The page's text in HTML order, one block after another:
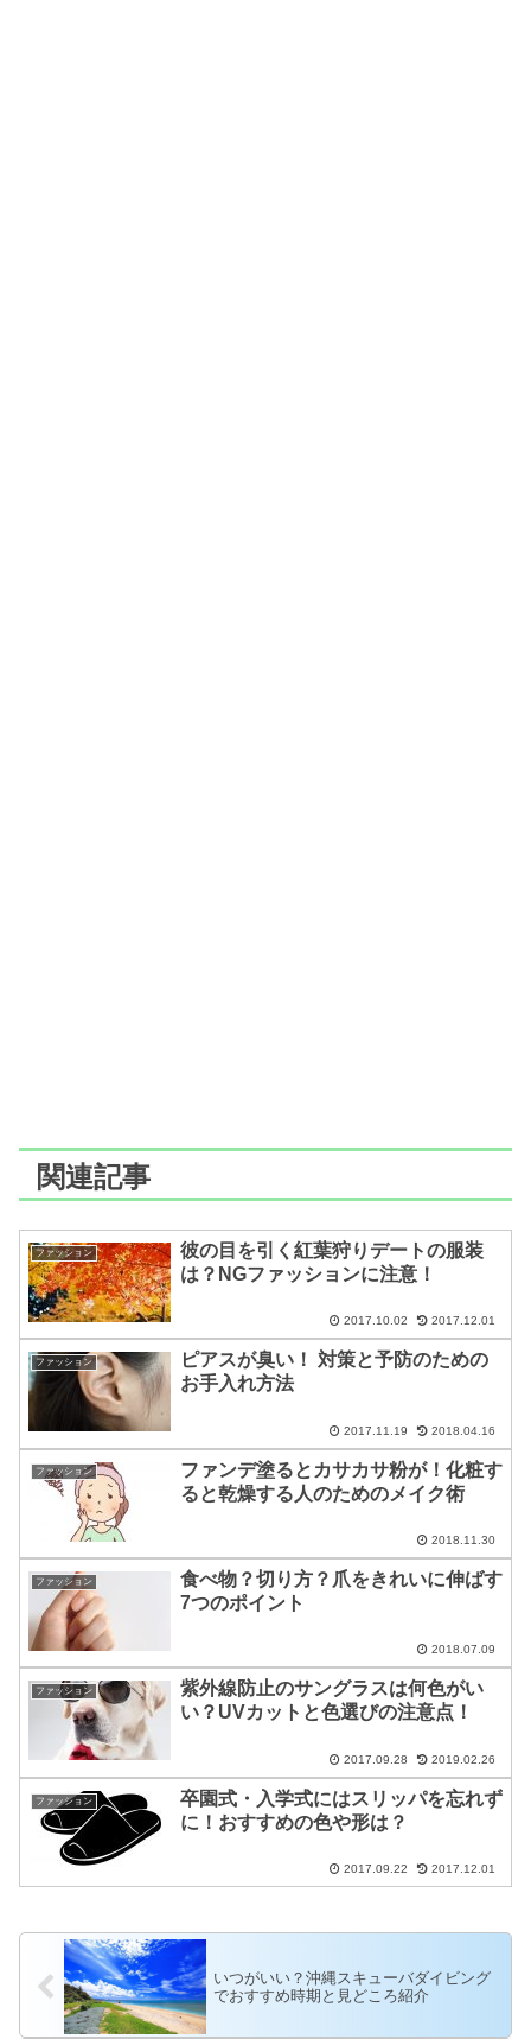
関連記事
ファッション
彼の目を引く紅葉狩りデートの服装
は？NGファッションに注意！
2017.10.02 2017.12.01
ファッション
ピアスが臭い！ 対策と予防のための
お手入れ方法
2017.11.19 2018.04.16
ファッション
ファンデ塗るとカサカサ粉が！化粧す
ると乾燥する人のためのメイク術
2018.11.30
ファッション
食べ物？切り方？爪をきれいに伸ばす
7つのポイント
2018.07.09
ファッション
紫外線防止のサングラスは何色がい
い？UVカットと色選びの注意点！
2017.09.28 2019.02.26
ファッション
卒園式・入学式にはスリッパを忘れず
に！おすすめの色や形は？
2017.09.22 2017.12.01
いつがいい？沖縄スキューバダイビング
でおすすめ時期と見どころ紹介